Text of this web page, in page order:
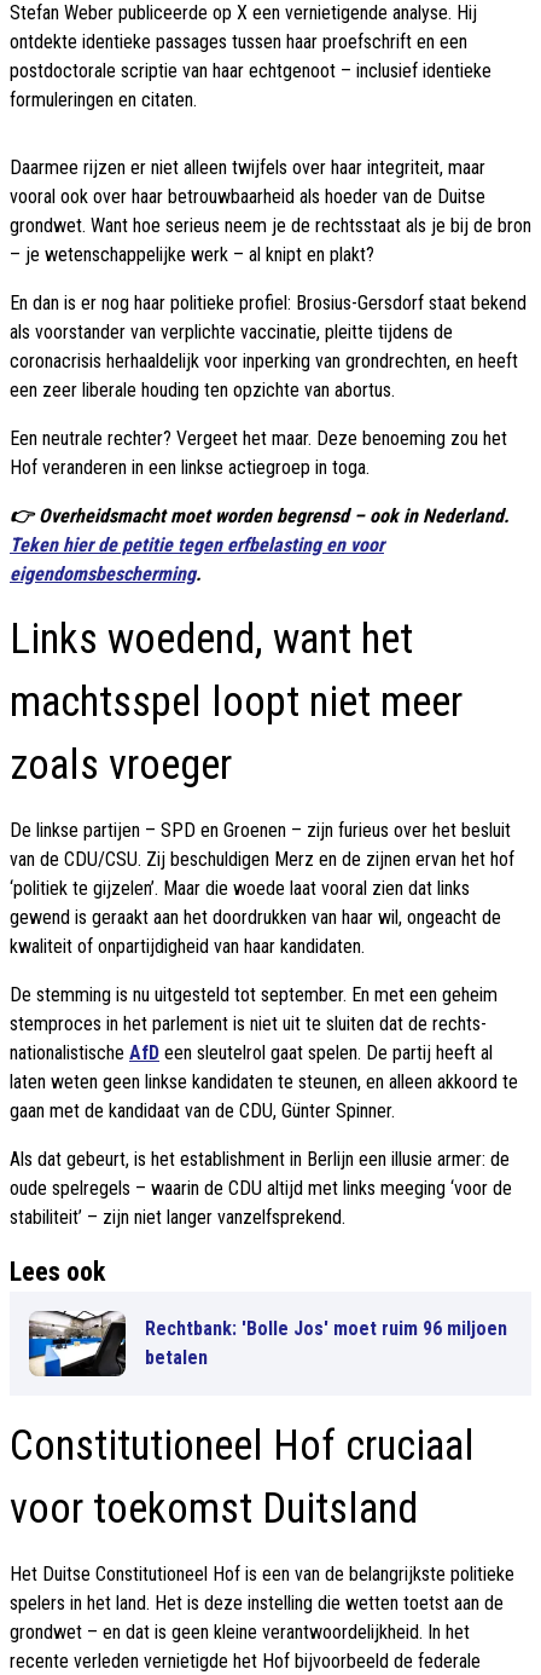
Stefan Weber publiceerde op X een vernietigende analyse. Hij
ontdekte identieke passages tussen haar proefschrift en een
postdoctorale scriptie van haar echtgenoot – inclusief identieke
formuleringen en citaten.
Daarmee rijzen er niet alleen twijfels over haar integriteit, maar
vooral ook over haar betrouwbaarheid als hoeder van de Duitse
grondwet. Want hoe serieus neem je de rechtsstaat als je bij de bron
– je wetenschappelijke werk – al knipt en plakt?
En dan is er nog haar politieke profiel: Brosius-Gersdorf staat bekend
als voorstander van verplichte vaccinatie, pleitte tijdens de
coronacrisis herhaaldelijk voor inperking van grondrechten, en heeft
een zeer liberale houding ten opzichte van abortus.
Een neutrale rechter? Vergeet het maar. Deze benoeming zou het
Hof veranderen in een linkse actiegroep in toga.
👉 Overheidsmacht moet worden begrensd – ook in Nederland.
Teken hier de petitie tegen erfbelasting en voor
eigendomsbescherming.
Links woedend, want het
machtsspel loopt niet meer
zoals vroeger
De linkse partijen – SPD en Groenen – zijn furieus over het besluit
van de CDU/CSU. Zij beschuldigen Merz en de zijnen ervan het hof
‘politiek te gijzelen’. Maar die woede laat vooral zien dat links
gewend is geraakt aan het doordrukken van haar wil, ongeacht de
kwaliteit of onpartijdigheid van haar kandidaten.
De stemming is nu uitgesteld tot september. En met een geheim
stemproces in het parlement is niet uit te sluiten dat de rechts-
nationalistische AfD een sleutelrol gaat spelen. De partij heeft al
laten weten geen linkse kandidaten te steunen, en alleen akkoord te
gaan met de kandidaat van de CDU, Günter Spinner.
Als dat gebeurt, is het establishment in Berlijn een illusie armer: de
oude spelregels – waarin de CDU altijd met links meeging ‘voor de
stabiliteit’ – zijn niet langer vanzelfsprekend.
Lees ook
Rechtbank: 'Bolle Jos' moet ruim 96 miljoen
betalen
Constitutioneel Hof cruciaal
voor toekomst Duitsland
Het Duitse Constitutioneel Hof is een van de belangrijkste politieke
spelers in het land. Het is deze instelling die wetten toetst aan de
grondwet – en dat is geen kleine verantwoordelijkheid. In het
recente verleden vernietigde het Hof bijvoorbeeld de federale